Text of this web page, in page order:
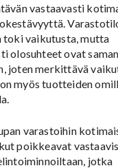
vastaavasti
toki vaikutusta, mutta
olosuhteet ovat
joten merkittävä
myös tuotteiden
varastoihin
poikkeavat
jotka